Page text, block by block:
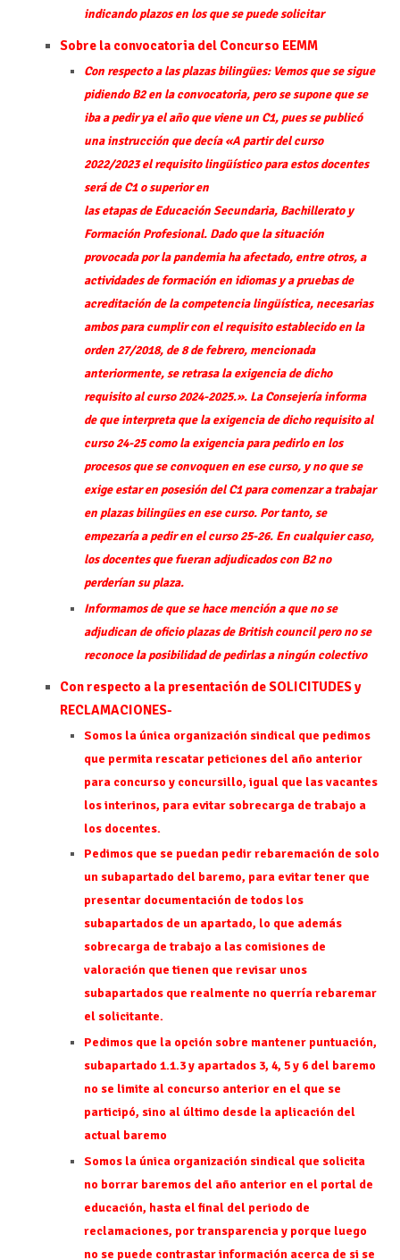
indicando plazos en los que se puede solicitar
Sobre la convocatoria del Concurso EEMM
Con respecto a las plazas bilingües: Vemos que se sigue
pidiendo B2 en la convocatoria, pero se supone que se
iba a pedir ya el año que viene un C1, pues se publicó
una instrucción que decía «A partir del curso
2022/2023 el requisito lingüístico para estos docentes
será de C1 o superior en
las etapas de Educación Secundaria, Bachillerato y
Formación Profesional. Dado que la situación
provocada por la pandemia ha afectado, entre otros, a
actividades de formación en idiomas y a pruebas de
acreditación de la competencia lingüística, necesarias
ambos para cumplir con el requisito establecido en la
orden 27/2018, de 8 de febrero, mencionada
anteriormente, se retrasa la exigencia de dicho
requisito al curso 2024-2025.». La Consejería informa
de que interpreta que la exigencia de dicho requisito al
curso 24-25 como la exigencia para pedirlo en los
procesos que se convoquen en ese curso, y no que se
exige estar en posesión del C1 para comenzar a trabajar
en plazas bilingües en ese curso. Por tanto, se
empezaría a pedir en el curso 25-26. En cualquier caso,
los docentes que fueran adjudicados con B2 no
perderían su plaza.
Informamos de que se hace mención a que no se
adjudican de oficio plazas de British council pero no se
reconoce la posibilidad de pedirlas a ningún colectivo
Con respecto a la presentación de SOLICITUDES y
RECLAMACIONES-
Somos la única organización sindical que pedimos
que permita rescatar peticiones del año anterior
para concurso y concursillo, igual que las vacantes
los interinos, para evitar sobrecarga de trabajo a
los docentes.
Pedimos que se puedan pedir rebaremación de solo
un subapartado del baremo, para evitar tener que
presentar documentación de todos los
subapartados de un apartado, lo que además
sobrecarga de trabajo a las comisiones de
valoración que tienen que revisar unos
subapartados que realmente no querría rebaremar
el solicitante.
Pedimos que la opción sobre mantener puntuación,
subapartado 1.1.3 y apartados 3, 4, 5 y 6 del baremo
no se limite al concurso anterior en el que se
participó, sino al último desde la aplicación del
actual baremo
Somos la única organización sindical que solicita
no borrar baremos del año anterior en el portal de
educación, hasta el final del periodo de
reclamaciones, por transparencia y porque luego
no se puede contrastar información acerca de si se